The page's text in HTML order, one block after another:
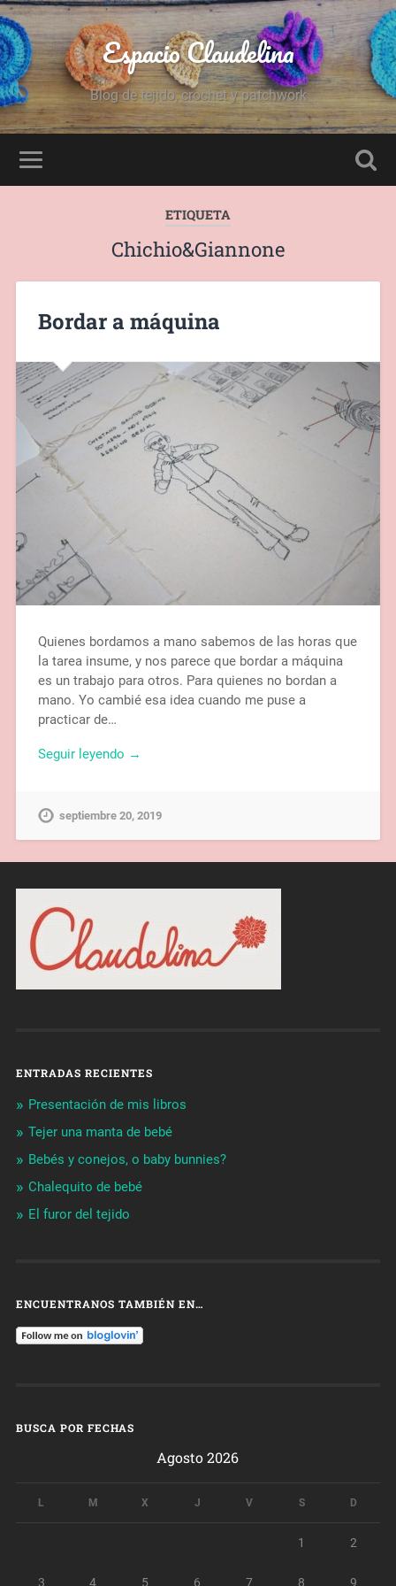
Espacio Claudelina
Blog de tejido, crochet y patchwork
ETIQUETA
Chichio&Giannone
Bordar a máquina
Quienes bordamos a mano sabemos de las horas que
la tarea insume, y nos parece que bordar a máquina
es un trabajo para otros. Para quienes no bordan a
mano. Yo cambié esa idea cuando me puse a
practicar de…
Seguir leyendo →
septiembre 20, 2019
ENTRADAS RECIENTES
Presentación de mis libros
Tejer una manta de bebé
Bebés y conejos, o baby bunnies?
Chalequito de bebé
El furor del tejido
ENCUENTRANOS TAMBIÉN EN…
BUSCA POR FECHAS
Agosto 2026
L M X J V S D
1 2
3 4 5 6 7 8 9